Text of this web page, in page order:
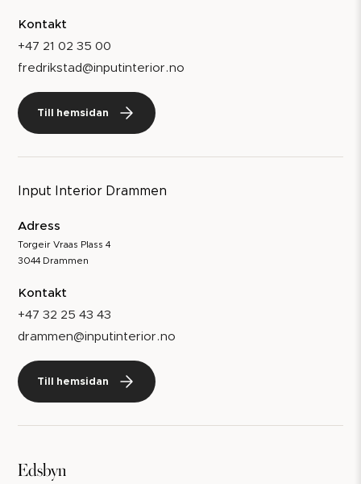
Kontakt
+47 21 02 35 00
fredrikstad@inputinterior.no
Till hemsidan
Input Interior Drammen
Adress
Torgeir Vraas Plass 4
3044 Drammen
Kontakt
+47 32 25 43 43
drammen@inputinterior.no
Till hemsidan
Edsbyn